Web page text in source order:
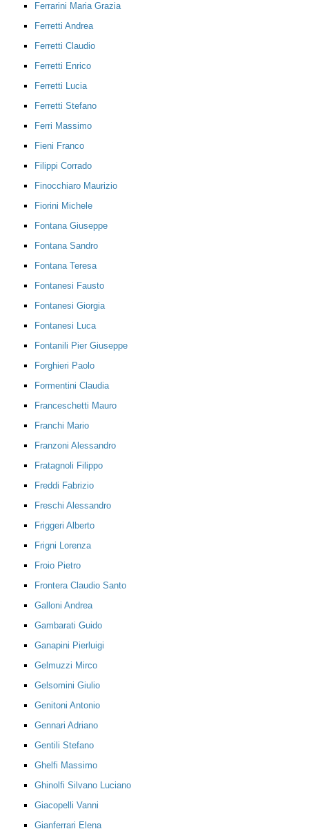
Ferrarini Maria Grazia
Ferretti Andrea
Ferretti Claudio
Ferretti Enrico
Ferretti Lucia
Ferretti Stefano
Ferri Massimo
Fieni Franco
Filippi Corrado
Finocchiaro Maurizio
Fiorini Michele
Fontana Giuseppe
Fontana Sandro
Fontana Teresa
Fontanesi Fausto
Fontanesi Giorgia
Fontanesi Luca
Fontanili Pier Giuseppe
Forghieri Paolo
Formentini Claudia
Franceschetti Mauro
Franchi Mario
Franzoni Alessandro
Fratagnoli Filippo
Freddi Fabrizio
Freschi Alessandro
Friggeri Alberto
Frigni Lorenza
Froio Pietro
Frontera Claudio Santo
Galloni Andrea
Gambarati Guido
Ganapini Pierluigi
Gelmuzzi Mirco
Gelsomini Giulio
Genitoni Antonio
Gennari Adriano
Gentili Stefano
Ghelfi Massimo
Ghinolfi Silvano Luciano
Giacopelli Vanni
Gianferrari Elena